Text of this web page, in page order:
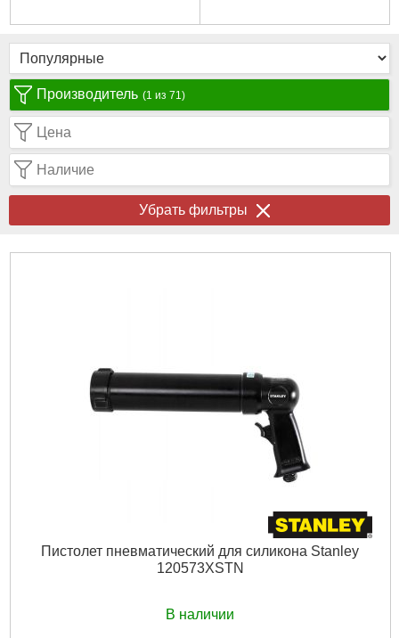
Производитель (1 из 71)
Цена
Наличие
Убрать фильтры
Пистолет пневматический для силикона Stanley
120573XSTN
В наличии